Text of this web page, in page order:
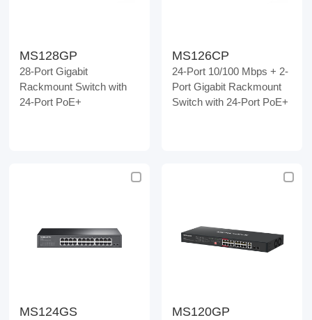
MS128GP
28-Port Gigabit
Rackmount Switch with
24-Port PoE+
MS126CP
24-Port 10/100 Mbps + 2-
Port Gigabit Rackmount
Switch with 24-Port PoE+
MS124GS MS120GP